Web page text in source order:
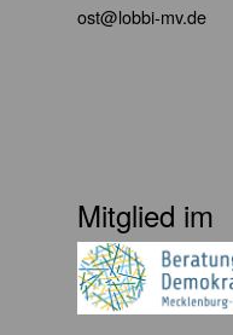
ost@lobbi-mv.de
Mitglied im